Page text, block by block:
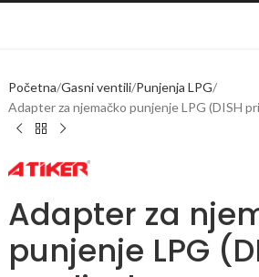
Početna Gasni ventili Punjenja LPG
Adapter za njemačko punjenje LPG (DISH
Adapter za
punjenje LPG